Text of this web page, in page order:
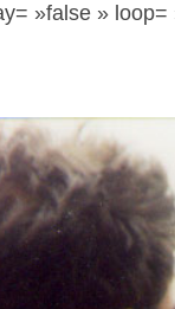
»false »